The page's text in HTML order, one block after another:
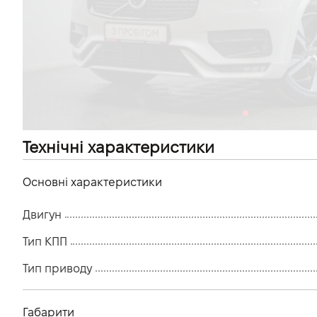
Технічні характеристики
Основні характеристики
Двигун
Тип КПП
Тип приводу
Габарити
акціями, послугами та новинками